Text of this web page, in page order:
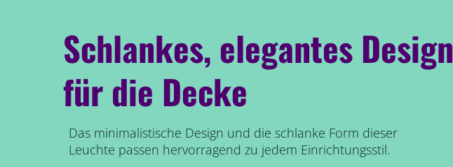
Schlankes, elegantes Design
für die Decke
Das minimalistische Design und die schlanke Form dieser
Leuchte passen hervorragend zu jedem Einrichtungsstil.